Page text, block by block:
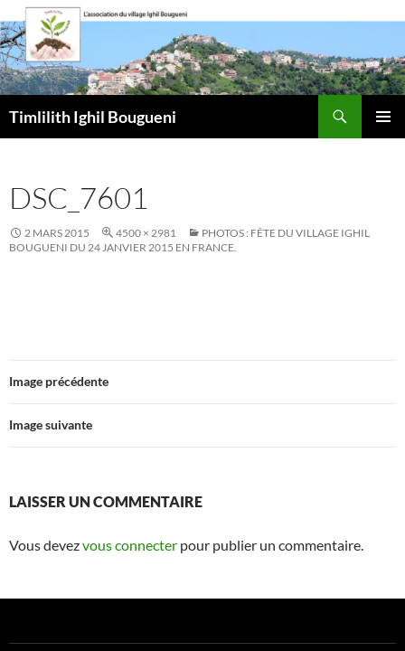
Aller
au
contenu
Timlilith Ighil Bougueni
DSC_7601
2 MARS 2015 4500 × 2981
PHOTOS : FÊTE DU VILLAGE IGHIL
BOUGUENI DU 24 JANVIER 2015 EN FRANCE.
Image précédente
Image suivante
LAISSER UN COMMENTAIRE
Vous devezvous connecter pour publier un commentaire.